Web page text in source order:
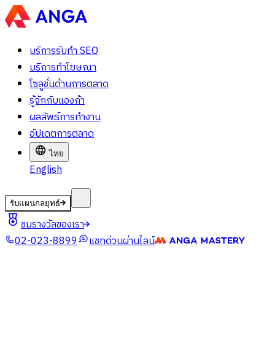
บริการรับทำ SEO
บริการทำโฆษณา
โซลูชั่นด้านการตลาด
รู้จักกับแองก้า
ผลลัพธ์การทำงาน
อัปเดตการตลาด
ไทย
English
รับแผนกลยุทธ์
ชมรางวัลของเรา
02-023-8899
แชทด่วนผ่านไลน์